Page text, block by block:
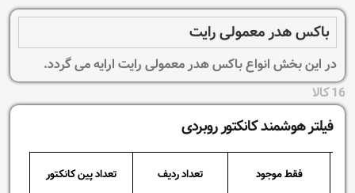
باکس هدر معمولی رایت
در این بخش انواع باکس هدر معمولی رایت ارایه می گردد.
16 کالا
فیلتر هوشمند کانکتور روبردی
فقط موجود تعداد ردیف تعداد پین کانکتور